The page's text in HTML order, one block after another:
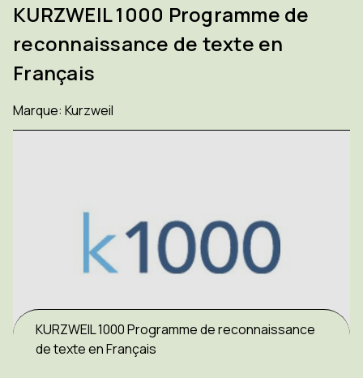
KURZWEIL 1000 Programme de
reconnaissance de texte en
Français
Marque: Kurzweil
KURZWEIL 1000 Programme de reconnaissance
de texte en Français